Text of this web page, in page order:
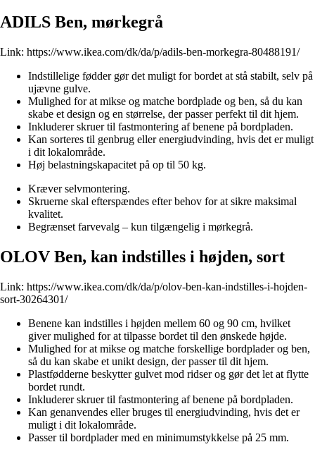
ADILS Ben, mørkegrå
Link: https://www.ikea.com/dk/da/p/adils-ben-morkegra-80488191/
Indstillelige fødder gør det muligt for bordet at stå stabilt, selv på
ujævne gulve.
Mulighed for at mikse og matche bordplade og ben, så du kan
skabe et design og en størrelse, der passer perfekt til dit hjem.
Inkluderer skruer til fastmontering af benene på bordpladen.
Kan sorteres til genbrug eller energiudvinding, hvis det er muligt
i dit lokalområde.
Høj belastningskapacitet på op til 50 kg.
Kræver selvmontering.
Skruerne skal efterspændes efter behov for at sikre maksimal
kvalitet.
Begrænset farvevalg – kun tilgængelig i mørkegrå.
OLOV Ben, kan indstilles i højden, sort
Link: https://www.ikea.com/dk/da/p/olov-ben-kan-indstilles-i-hojden-
sort-30264301/
Benene kan indstilles i højden mellem 60 og 90 cm, hvilket
giver mulighed for at tilpasse bordet til den ønskede højde.
Mulighed for at mikse og matche forskellige bordplader og ben,
så du kan skabe et unikt design, der passer til dit hjem.
Plastfødderne beskytter gulvet mod ridser og gør det let at flytte
bordet rundt.
Inkluderer skruer til fastmontering af benene på bordpladen.
Kan genanvendes eller bruges til energiudvinding, hvis det er
muligt i dit lokalområde.
Passer til bordplader med en minimumstykkelse på 25 mm.